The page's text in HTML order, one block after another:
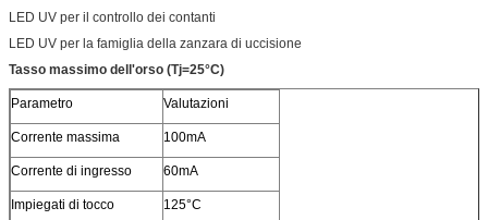
LED UV per il controllo dei contanti
LED UV per la famiglia della zanzara di uccisione
Tasso massimo dell'orso (Tj=25°C)
Parametro Valutazioni
Corrente massima 100mA
Corrente di ingresso 60mA
Impiegati di tocco 125°C